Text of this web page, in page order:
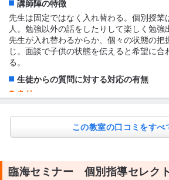
えた問題をときなおして正解するまでやり
のことを教えて貰ったりして、授業以外の
いです。
テキスト・教材について
・中学必修テキスト 三省堂版 ・単語 ・
講師陣の特徴
先生は固定ではなく入れ替わる。個別授業
人。勉強以外の話をしたりして楽しく勉強
先生が入れ替わるからか、個々の状態の把
じ。面談で子供の状態を伝えると希望に
る。
生徒からの質問に対する対応の有無
あり
1日あたりの授業時間について
1時間以内
・先生1人で生徒2人で個別授業をして、個
この教室の口コミをすべ
臨海セミナー 個別指導セレク